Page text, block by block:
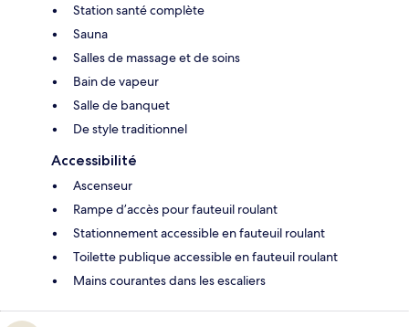
Station santé complète
Sauna
Salles de massage et de soins
Bain de vapeur
Salle de banquet
De style traditionnel
Accessibilité
Ascenseur
Rampe d’accès pour fauteuil roulant
Stationnement accessible en fauteuil roulant
Toilette publique accessible en fauteuil roulant
Mains courantes dans les escaliers